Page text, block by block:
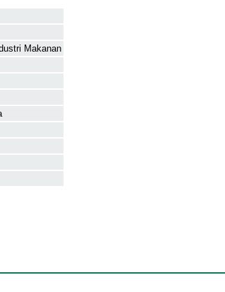
Makanan